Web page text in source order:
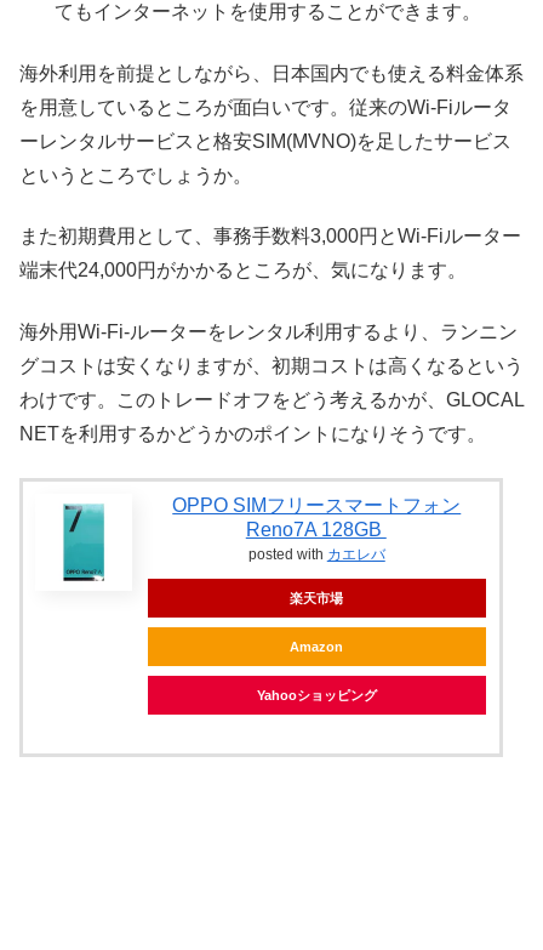
てもインターネットを使用することができます。
海外利用を前提としながら、日本国内でも使える料金体系
を用意しているところが面白いです。従来のWi-Fiルータ
ーレンタルサービスと格安SIM(MVNO)を足したサービス
というところでしょうか。
また初期費用として、事務手数料3,000円とWi-Fiルーター
端末代24,000円がかかるところが、気になります。
海外用Wi-Fi-ルーターをレンタル利用するより、ランニン
グコストは安くなりますが、初期コストは高くなるという
わけです。このトレードオフをどう考えるかが、GLOCAL
NETを利用するかどうかのポイントになりそうです。
OPPO SIMフリースマートフォン
Reno7A 128GB
posted with カエレバ
楽天市場
Amazon
Yahooショッピング